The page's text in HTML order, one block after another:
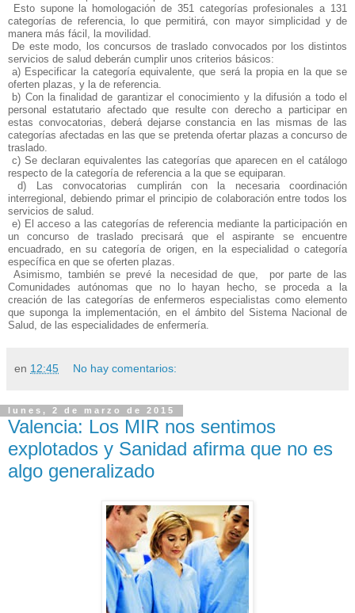
Esto supone la homologación de 351 categorías profesionales a 131
categorías de referencia, lo que permitirá, con mayor simplicidad y de
manera más fácil, la movilidad.
De este modo, los concursos de traslado convocados por los distintos
servicios de salud deberán cumplir unos criterios básicos:
a) Especificar la categoría equivalente, que será la propia en la que se
oferten plazas, y la de referencia.
b) Con la finalidad de garantizar el conocimiento y la difusión a todo el
personal estatutario afectado que resulte con derecho a participar en
estas convocatorias, deberá dejarse constancia en las mismas de las
categorías afectadas en las que se pretenda ofertar plazas a concurso de
traslado.
c) Se declaran equivalentes las categorías que aparecen en el catálogo
respecto de la categoría de referencia a la que se equiparan.
d) Las convocatorias cumplirán con la necesaria coordinación
interregional, debiendo primar el principio de colaboración entre todos los
servicios de salud.
e) El acceso a las categorías de referencia mediante la participación en
un concurso de traslado precisará que el aspirante se encuentre
encuadrado, en su categoría de origen, en la especialidad o categoría
específica en que se oferten plazas.
Asimismo, también se prevé la necesidad de que, por parte de las
Comunidades autónomas que no lo hayan hecho, se proceda a la
creación de las categorías de enfermeros especialistas como elemento
que suponga la implementación, en el ámbito del Sistema Nacional de
Salud, de las especialidades de enfermería.
en 12:45 No hay comentarios:
lunes, 2 de marzo de 2015
Valencia: Los MIR nos sentimos
explotados y Sanidad afirma que no es
algo generalizado